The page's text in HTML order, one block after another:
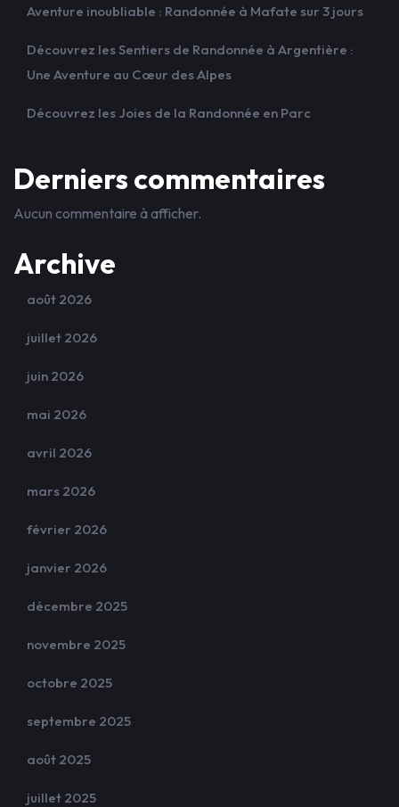
Aventure inoubliable : Randonnée à Mafate sur 3 jours
Découvrez les Sentiers de Randonnée à Argentière :
Une Aventure au Cœur des Alpes
Découvrez les Joies de la Randonnée en Parc
Derniers commentaires
Aucun commentaire à afficher.
Archive
août 2026
juillet 2026
juin 2026
mai 2026
avril 2026
mars 2026
février 2026
janvier 2026
décembre 2025
novembre 2025
octobre 2025
septembre 2025
août 2025
juillet 2025